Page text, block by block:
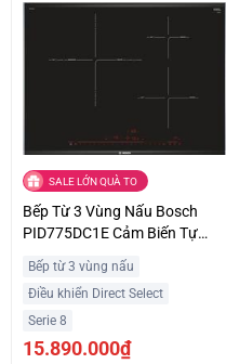
SALE LỚN QUÀ TO
Bếp Từ 3 Vùng Nấu Bosch
PID775DC1E Cảm Biến Tự
Động Hiện Đại Ưu Đãi Tốt
Bếp từ 3 vùng nấu
Điều khiển Direct Select
Serie 8
15.890.000₫